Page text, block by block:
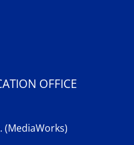
OFFICE
(MediaWorks)